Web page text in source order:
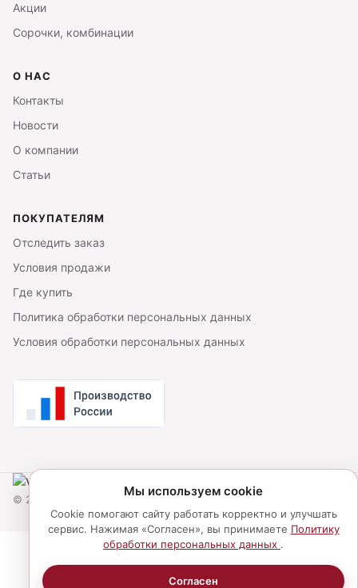
Акции
Сорочки, комбинации
О НАС
Контакты
Новости
О компании
Статьи
ПОКУПАТЕЛЯМ
Отследить заказ
Условия продажи
Где купить
Политика обработки персональных данных
Условия обработки персональных данных
© 2026 Victory Lingerie. Все права защищены.
Мы используем cookie
Cookie помогают сайту работать корректно и улучшать
сервис. Нажимая «Согласен», вы принимаете Политику
обработки персональных данных .
Согласен